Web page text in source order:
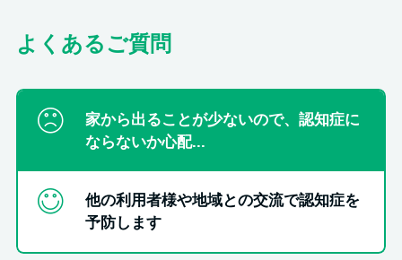
よくあるご質問
家から出ることが少ないので、認知症に
ならないか心配...
他の利用者様や地域との交流で認知症を
予防します